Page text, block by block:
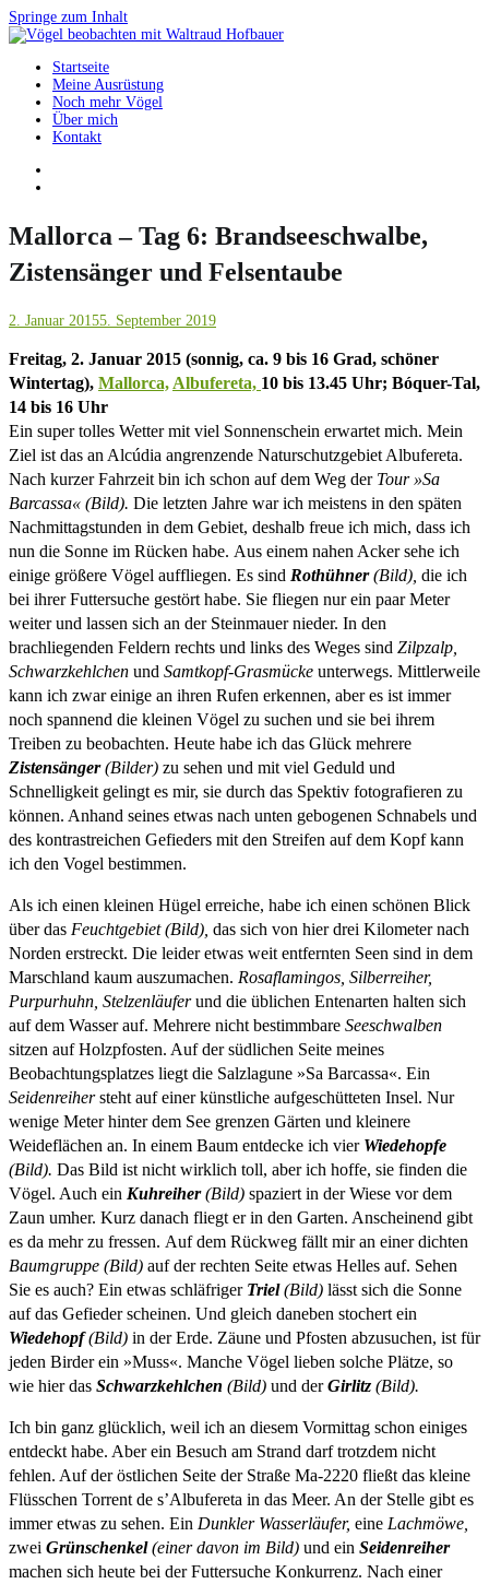
Springe zum Inhalt
Vögel beobachten mit Waltraud Hofbauer
Startseite
Meine Ausrüstung
Noch mehr Vögel
Über mich
Kontakt
Mallorca – Tag 6: Brandseeschwalbe,
Zistensänger und Felsentaube
2. Januar 20155. September 2019
Freitag, 2. Januar 2015 (sonnig, ca. 9 bis 16 Grad, schöner
Wintertag), Mallorca, Albufereta, 10 bis 13.45 Uhr; Bóquer-Tal,
14 bis 16 Uhr
Ein super tolles Wetter mit viel Sonnenschein erwartet mich. Mein
Ziel ist das an Alcúdia angrenzende Naturschutzgebiet Albufereta.
Nach kurzer Fahrzeit bin ich schon auf dem Weg der Tour »Sa
Barcassa« (Bild). Die letzten Jahre war ich meistens in den späten
Nachmittagstunden in dem Gebiet, deshalb freue ich mich, dass ich
nun die Sonne im Rücken habe. Aus einem nahen Acker sehe ich
einige größere Vögel auffliegen. Es sind Rothühner(Bild), die ich
bei ihrer Futtersuche gestört habe. Sie fliegen nur ein paar Meter
weiter und lassen sich an der Steinmauer nieder. In den
brachliegenden Feldern rechts und links des Weges sind Zilpzalp,
Schwarzkehlchen und Samtkopf-Grasmücke unterwegs. Mittlerweile
kann ich zwar einige an ihren Rufen erkennen, aber es ist immer
noch spannend die kleinen Vögel zu suchen und sie bei ihrem
Treiben zu beobachten. Heute habe ich das Glück mehrere
Zistensänger(Bilder) zu sehen und mit viel Geduld und
Schnelligkeit gelingt es mir, sie durch das Spektiv fotografieren zu
können. Anhand seines etwas nach unten gebogenen Schnabels und
des kontrastreichen Gefieders mit den Streifen auf dem Kopf kann
ich den Vogel bestimmen.
Als ich einen kleinen Hügel erreiche, habe ich einen schönen Blick
über das Feuchtgebiet (Bild), das sich von hier drei Kilometer nach
Norden erstreckt. Die leider etwas weit entfernten Seen sind in dem
Marschland kaum auszumachen. Rosaflamingos, Silberreiher,
Purpurhuhn, Stelzenläuferund die üblichen Entenarten halten sich
auf dem Wasser auf. Mehrere nicht bestimmbare Seeschwalben
sitzen auf Holzpfosten. Auf der südlichen Seite meines
Beobachtungsplatzes liegt die Salzlagune »Sa Barcassa«. Ein
Seidenreihersteht auf einer künstliche aufgeschütteten Insel. Nur
wenige Meter hinter dem See grenzen Gärten und kleinere
Weideflächen an. In einem Baum entdecke ich vier Wiedehopfe
(Bild). Das Bild ist nicht wirklich toll, aber ich hoffe, sie finden die
Vögel. Auch ein Kuhreiher(Bild) spaziert in der Wiese vor dem
Zaun umher. Kurz danach fliegt er in den Garten. Anscheinend gibt
es da mehr zu fressen. Auf dem Rückweg fällt mir an einer dichten
Baumgruppe (Bild) auf der rechten Seite etwas Helles auf. Sehen
Sie es auch? Ein etwas schläfriger Triel(Bild) lässt sich die Sonne
auf das Gefieder scheinen. Und gleich daneben stochert ein
Wiedehopf(Bild) in der Erde. Zäune und Pfosten abzusuchen, ist für
jeden Birder ein »Muss«. Manche Vögel lieben solche Plätze, so
wie hier das Schwarzkehlchen (Bild) und derGirlitz (Bild).
Ich bin ganz glücklich, weil ich an diesem Vormittag schon einiges
entdeckt habe. Aber ein Besuch am Strand darf trotzdem nicht
fehlen. Auf der östlichen Seite der Straße Ma-2220 fließt das kleine
Flüsschen Torrent de s’Albufereta in das Meer. An der Stelle gibt es
immer etwas zu sehen. Ein Dunkler Wasserläufer, eine Lachmöwe,
zwei Grünschenkel(einer davon im Bild) und ein Seidenreiher
machen sich heute bei der Futtersuche Konkurrenz. Nach einer